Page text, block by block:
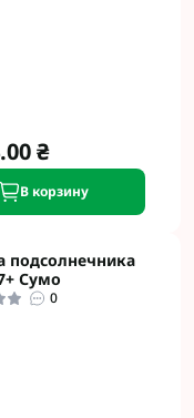
₴
В корзину
подсолнечника
Сумо
0